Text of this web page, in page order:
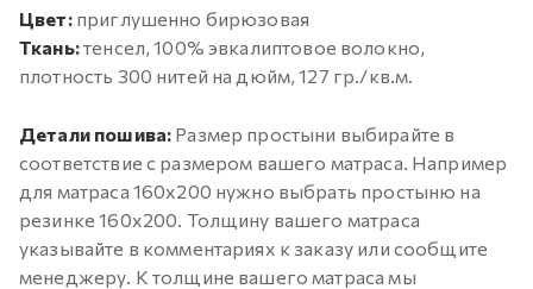
Цвет: приглушенно бирюзовая
Ткань:тенсел, 100% эвкалиптовое волокно,
плотность 300 нитей на дюйм, 127 гр./кв.м.
Детали пошива: Размер простыни выбирайте в
соответствие с размером вашего матраса. Например
для матраса 160х200 нужно выбрать простыню на
резинке 160х200. Толщину вашего матраса
указывайте в комментариях к заказу или сообщите
менеджеру. К толщине вашего матраса мы